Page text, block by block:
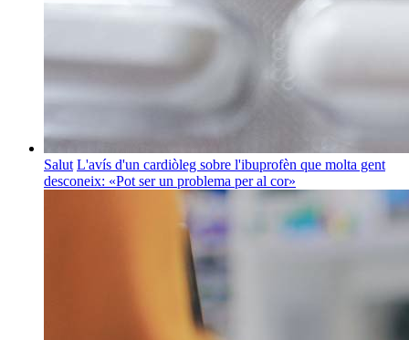
Salut L'avís d'un cardiòleg sobre l'ibuprofèn que molta gent
desconeix: «Pot ser un problema per al cor»